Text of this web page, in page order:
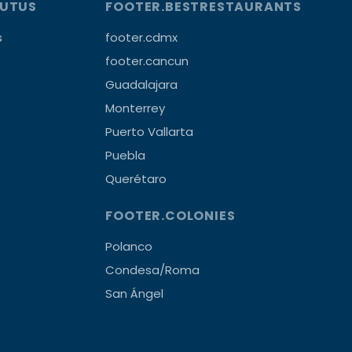
FOOTER.BESTRESTAURANTS
footer.cdmx
footer.cancun
Guadalajara
Monterrey
Puerto Vallarta
Puebla
Querétaro
FOOTER.COLONIES
Polanco
Condesa/Roma
San Ángel